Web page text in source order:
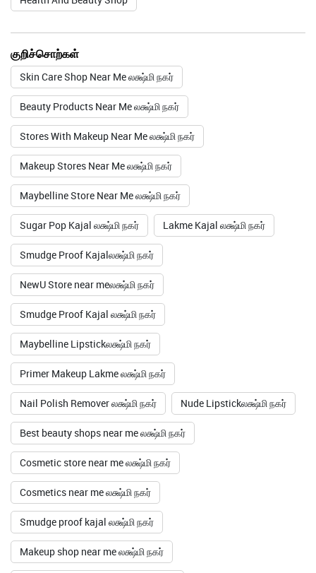
குறிச்சொற்கள்
Skin Care Shop Near Me லக்ஷ்மி நகர்
Beauty Products Near Me லக்ஷ்மி நகர்
Stores With Makeup Near Me லக்ஷ்மி நகர்
Makeup Stores Near Me லக்ஷ்மி நகர்
Maybelline Store Near Me லக்ஷ்மி நகர்
Sugar Pop Kajal லக்ஷ்மி நகர் Lakme Kajal லக்ஷ்மி நகர்
Smudge Proof Kajalலக்ஷ்மி நகர்
NewU Store near meலக்ஷ்மி நகர்
Smudge Proof Kajal லக்ஷ்மி நகர்
Maybelline Lipstickலக்ஷ்மி நகர்
Primer Makeup Lakme லக்ஷ்மி நகர்
Nail Polish Remover லக்ஷ்மி நகர் Nude Lipstickலக்ஷ்மி நகர்
Best beauty shops near me லக்ஷ்மி நகர்
Cosmetic store near me லக்ஷ்மி நகர்
Cosmetics near me லக்ஷ்மி நகர்
Smudge proof kajal லக்ஷ்மி நகர்
Makeup shop near me லக்ஷ்மி நகர்